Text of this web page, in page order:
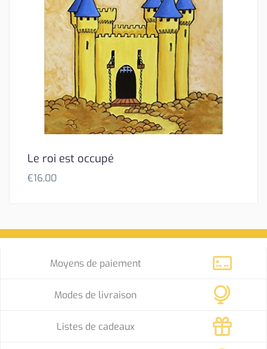
Le roi est occupé
€16,00
Moyens de paiement
Modes de livraison
Listes de cadeaux